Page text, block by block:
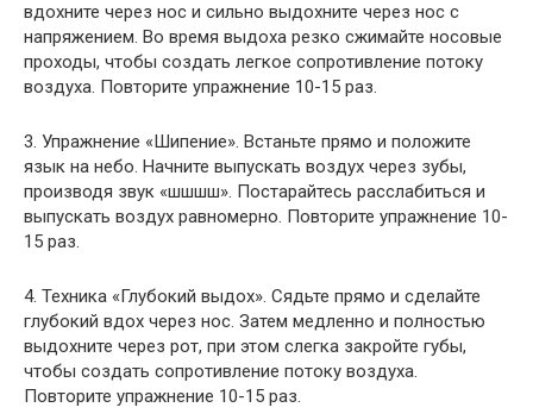
вдохните через нос и сильно выдохните через нос с
напряжением. Во время выдоха резко сжимайте носовые
проходы, чтобы создать легкое сопротивление потоку
воздуха. Повторите упражнение 10-15 раз.
3. Упражнение «Шипение». Встаньте прямо и положите
язык на небо. Начните выпускать воздух через зубы,
производя звук «шшшш». Постарайтесь расслабиться и
выпускать воздух равномерно. Повторите упражнение 10-
15 раз.
4. Техника «Глубокий выдох». Сядьте прямо и сделайте
глубокий вдох через нос. Затем медленно и полностью
выдохните через рот, при этом слегка закройте губы,
чтобы создать сопротивление потоку воздуха.
Повторите упражнение 10-15 раз.